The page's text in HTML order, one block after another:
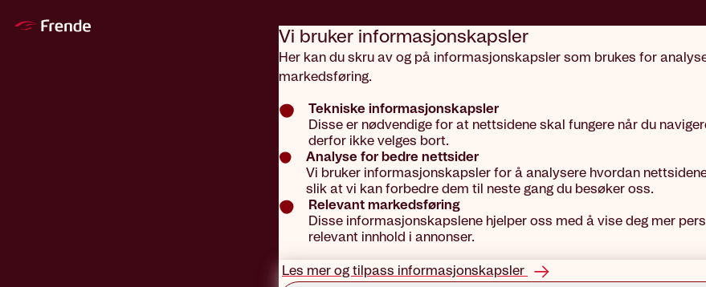
Vi bruker informasjons­kapsler
Her kan du skru av og på informasjonskapsler som brukes for
markedsføring.
Tekniske informasjonskapsler
Disse er nødvendige for at nettsidene skal fungere når du
derfor ikke velges bort.
Analyse for bedre nettsider
Vi bruker informasjonskapsler for å analysere hvordan
slik at vi kan forbedre dem til neste gang du besøker oss.
Relevant markedsføring
Disse informasjonskapslene hjelper oss med å vise deg mer
relevant innhold i annonser.
Les mer og tilpass informasjonskapsler
Gå til hovedinnhold
Blir du
skal